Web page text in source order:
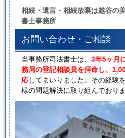
相続・遺言・相続放棄は越谷の
書士事務所
お問い合わせ・ご相談
当事務所司法書士は、 3年5ヶ月
務局の登記相談員を拝命し、
応してまいりました。その経験
様の問題解決に取り組んでおりま